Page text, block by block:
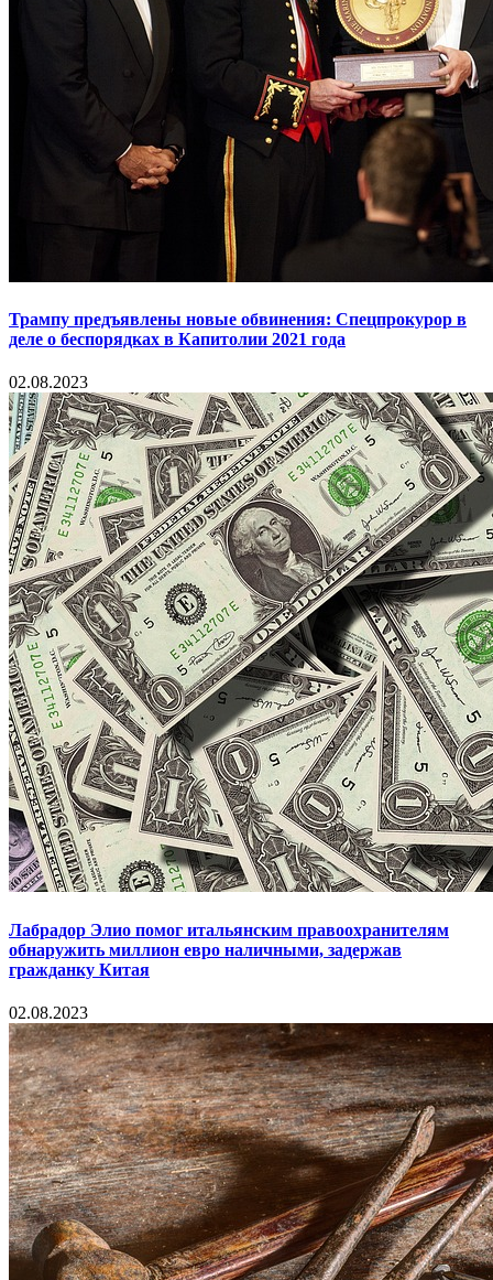
Трампу предъявлены новые обвинения: Спецпрокурор в
деле о беспорядках в Капитолии 2021 года
02.08.2023
Лабрадор Элио помог итальянским правоохранителям
обнаружить миллион евро наличными, задержав
гражданку Китая
02.08.2023